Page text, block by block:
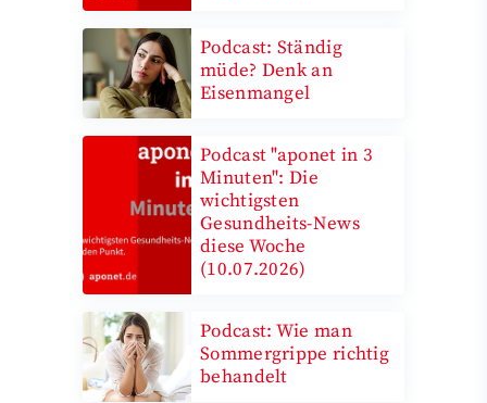
Podcast: Ständig
müde? Denk an
Eisenmangel
Podcast "aponet in 3
Minuten": Die
wichtigsten
Gesundheits-News
diese Woche
(10.07.2026)
Podcast: Wie man
Sommergrippe richtig
behandelt